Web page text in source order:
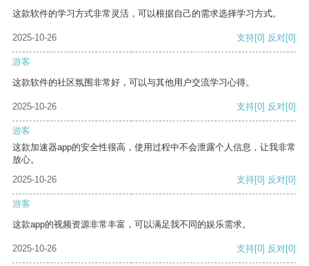
这款软件的学习方式非常灵活，可以根据自己的需求选择学习方式。
2025-10-26 支持[0] 反对[0]
游客
这款软件的社区氛围非常好，可以与其他用户交流学习心得。
2025-10-26 支持[0] 反对[0]
游客
这款加速器app的安全性很高，使用过程中不会泄露个人信息，让我非常
放心。
2025-10-26
支持[0] 反对[0]
游客
这款app的视频资源非常丰富，可以满足我不同的娱乐需求。
2025-10-26 支持[0] 反对[0]